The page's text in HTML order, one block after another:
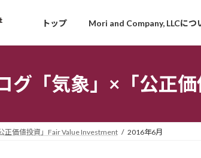
トップ Mori and Company, LLCにつ
グ「気象」×「公正
正価値投資」Fair Value Investment 2016年6月